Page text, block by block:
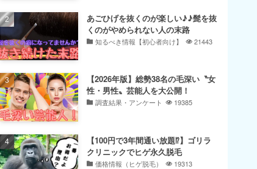
あごひげを抜くのが楽しい♪♪髭を抜
くのがやめられない人の末路
知るべき情報【初心者向け】 21443
【2026年版】総勢38名の毛深い〝女
性・男性〟芸能人を大公開！
調査結果・アンケート 19385
【100円で3年間通い放題⁉】ゴリラ
クリニックでヒゲ永久脱毛
価格情報（ヒゲ脱毛） 19313